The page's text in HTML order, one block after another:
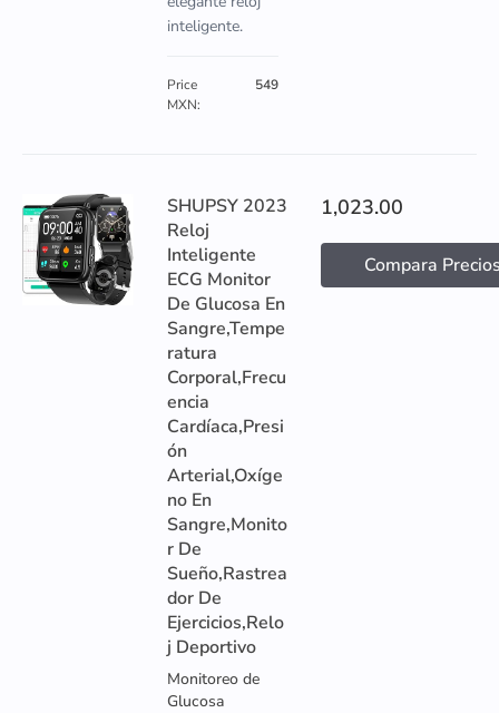
inteligente.
Price
MXN:
549
SHUPSY 2023
Reloj
Inteligente
ECG Monitor
De Glucosa En
Sangre,Tempe
ratura
Corporal,Frecu
encia
Cardíaca,Presi
ón
Arterial,Oxíge
no En
Sangre,Monito
r De
Sueño,Rastrea
dor De
Ejercicios,Relo
j Deportivo
Monitoreo de
Glucosa
1,023.00
Compara